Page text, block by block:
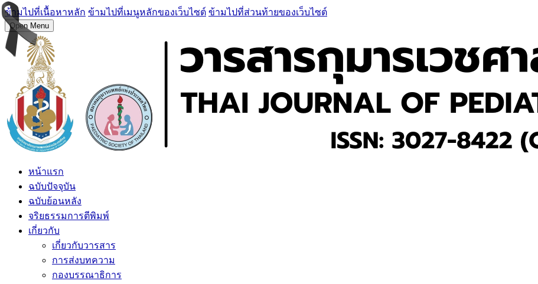
ข้ามไปที่เนื้อหาหลัก ข้ามไปที่เมนูหลักของเว็บไซต์ ข้ามไปที่ส่วนท้ายของเว็บไซต์
Open Menu
หน้าแรก
ฉบับปัจจุบัน
ฉบับย้อนหลัง
จริยธรรมการตีพิมพ์
เกี่ยวกับ
เกี่ยวกับวารสาร
การส่งบทความ
กองบรรณาธิการ